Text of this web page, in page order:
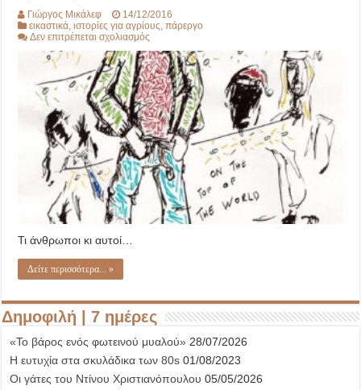
Γιώργος Μικάλεφ
14/12/2016
εικαστικά,ιστορίες για αγρίους,πάρεργο
Δεν επιτρέπεται σχολιασμός
Σινάτρας,
ο
Τζίμης
&
τα
Καλά
Χριστούγεννα»
Τι άνθρωποι κι αυτοί…
Δείτε περισσότερα... »
Δημοφιλή | 7 ημέρες
«Το βάρος ενός φωτεινού μυαλού» 28/07/2026
Η ευτυχία στα σκυλάδικα των 80s 01/08/2023
Οι γάτες του Ντίνου Χριστιανόπουλου 05/05/2026